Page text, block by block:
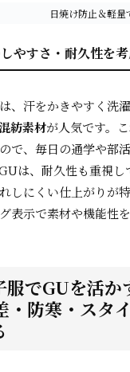
日焼け防止＆軽量
やすさ・耐久性を
、汗をかきやすく洗濯
紡素材が人気です。
で、毎日の通学や部
は、耐久性も重視し
しにくい仕上がりが
表示で素材や機能性
服でGUを活か
・防寒・スタ